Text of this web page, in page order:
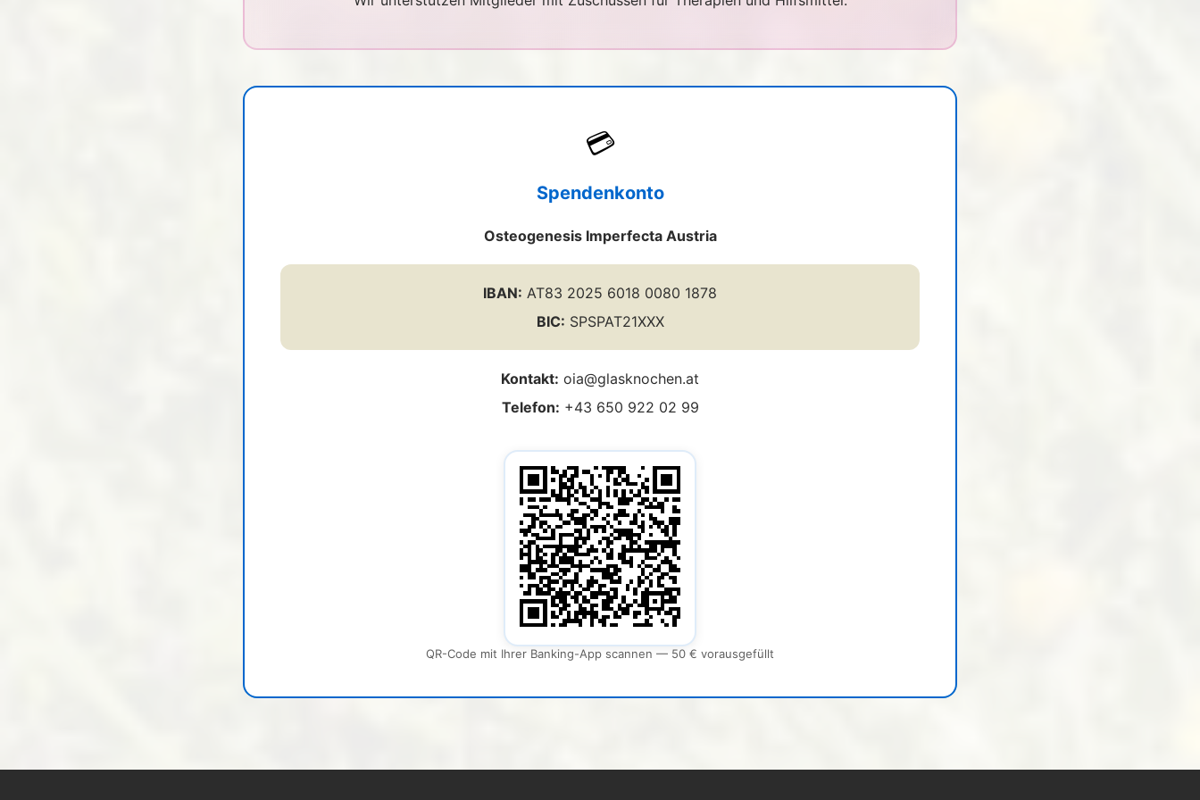
💳
Spendenkonto
Osteogenesis Imperfecta Austria
IBAN: AT83 2025 6018 0080 1878
BIC: SPSPAT21XXX
Kontakt: oia@glasknochen.at
Telefon: +43 650 922 02 99
QR-Code mit Ihrer Banking-App scannen — 50 € vorausgefüllt